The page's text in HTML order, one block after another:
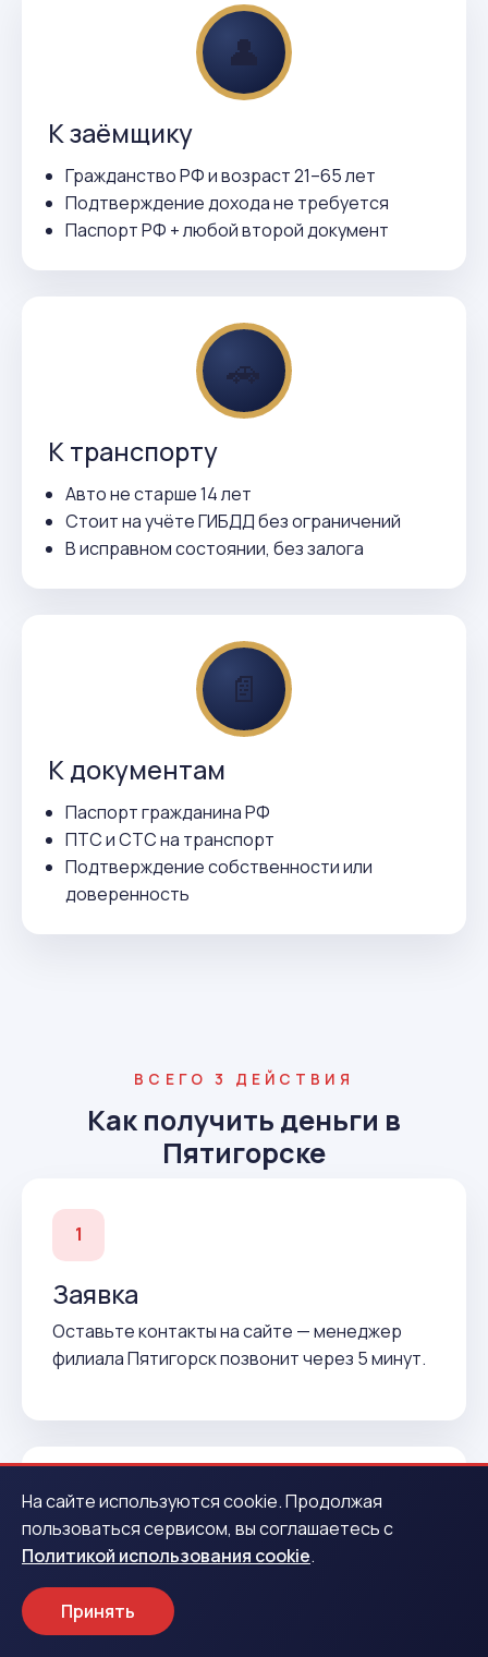
👤
К заёмщику
Гражданство РФ и возраст 21–65 лет
Подтверждение дохода не требуется
Паспорт РФ + любой второй документ
🚗
К транспорту
Авто не старше 14 лет
Стоит на учёте ГИБДД без ограничений
В исправном состоянии, без залога
📄
К документам
Паспорт гражданина РФ
ПТС и СТС на транспорт
Подтверждение собственности или
доверенность
ВСЕГО 3 ДЕЙСТВИЯ
Как получить деньги в
Пятигорске
1
Заявка
Оставьте контакты на сайте — менеджер
филиала Пятигорск позвонит через 5 минут.
2
Подтверждение
Согласуем условия и подготовим договор до
вашего приезда.
На сайте используются cookie. Продолжая
пользоваться сервисом, вы соглашаетесь с
Политикой использования cookie.
Принять